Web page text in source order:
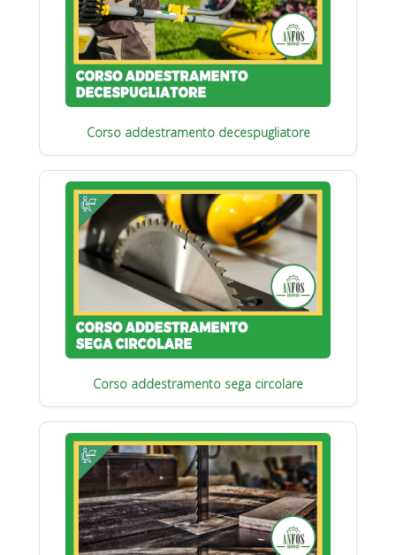
Corso addestramento decespugliatore
Corso addestramento sega circolare